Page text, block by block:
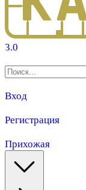
3.0
Вход
Регистрация
Прихожая